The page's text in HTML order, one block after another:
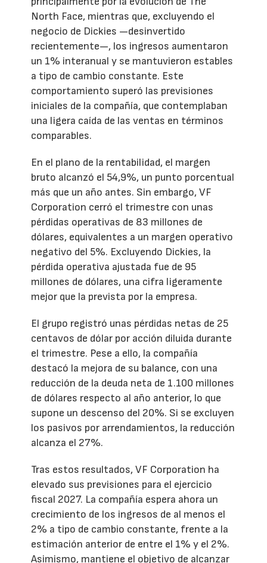
North Face, mientras que, excluyendo el
negocio de Dickies —desinvertido
recientemente—, los ingresos aumentaron
un 1% interanual y se mantuvieron estables
a tipo de cambio constante. Este
comportamiento superó las previsiones
iniciales de la compañía, que contemplaban
una ligera caída de las ventas en términos
comparables.
En el plano de la rentabilidad, el margen
bruto alcanzó el 54,9%, un punto porcentual
más que un año antes. Sin embargo, VF
Corporation cerró el trimestre con unas
pérdidas operativas de 83 millones de
dólares, equivalentes a un margen operativo
negativo del 5%. Excluyendo Dickies, la
pérdida operativa ajustada fue de 95
millones de dólares, una cifra ligeramente
mejor que la prevista por la empresa.
El grupo registró unas pérdidas netas de 25
centavos de dólar por acción diluida durante
el trimestre. Pese a ello, la compañía
destacó la mejora de su balance, con una
reducción de la deuda neta de 1.100 millones
de dólares respecto al año anterior, lo que
supone un descenso del 20%. Si se excluyen
los pasivos por arrendamientos, la reducción
alcanza el 27%.
Tras estos resultados, VF Corporation ha
elevado sus previsiones para el ejercicio
fiscal 2027. La compañía espera ahora un
crecimiento de los ingresos de al menos el
2% a tipo de cambio constante, frente a la
estimación anterior de entre el 1% y el 2%.
Asimismo, mantiene el objetivo de alcanzar